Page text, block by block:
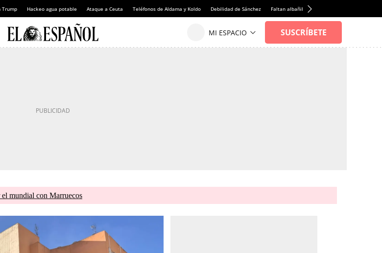
Trump Hackeo agua potable Ataque a Ceuta Teléfonos de Aldama y Koldo Debilidad de Sánchez Faltan albañiles
mundial con Marruecos